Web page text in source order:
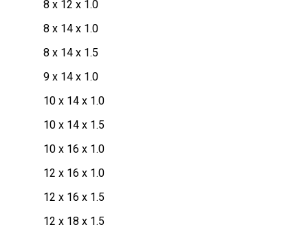
8 x 12 x 1.0
8 x 14 x 1.0
8 x 14 x 1.5
9 x 14 x 1.0
10 x 14 x 1.0
10 x 14 x 1.5
10 x 16 x 1.0
12 x 16 x 1.0
12 x 16 x 1.5
12 x 18 x 1.5